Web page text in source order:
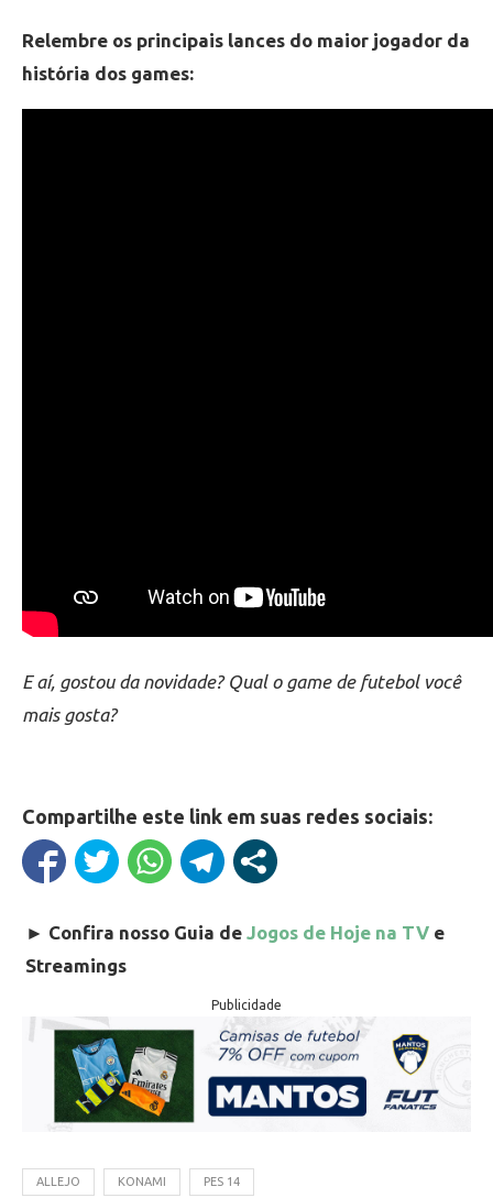
Relembre os principais lances do maior jogador da
história dos games:
E aí, gostou da novidade? Qual o game de futebol você
mais gosta?
Compartilhe este link em suas redes sociais:
► Confira nosso Guia de Jogos de Hoje na TV e
Streamings
Publicidade
ALLEJO KONAMI PES 14